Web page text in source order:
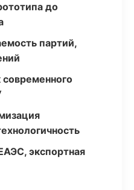
до
партий,
экспортная